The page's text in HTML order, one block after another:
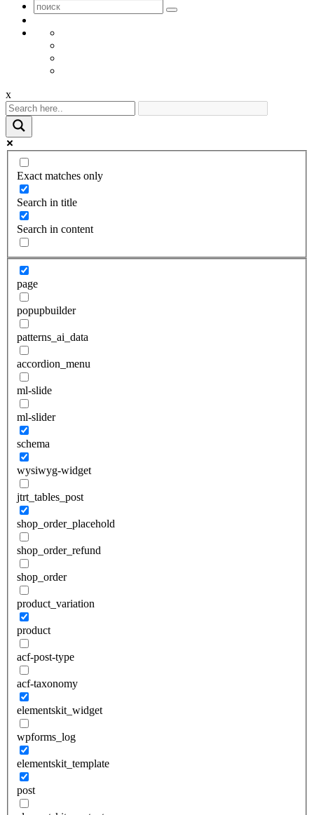
x
Exact matches only
Search in title
Search in content
page
popupbuilder
patterns_ai_data
accordion_menu
ml-slide
ml-slider
schema
wysiwyg-widget
jtrt_tables_post
shop_order_placehold
shop_order_refund
shop_order
product_variation
product
acf-post-type
acf-taxonomy
elementskit_widget
wpforms_log
elementskit_template
post